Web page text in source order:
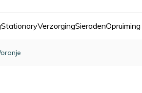
StationaryVerzorgingSieradenOpruiming